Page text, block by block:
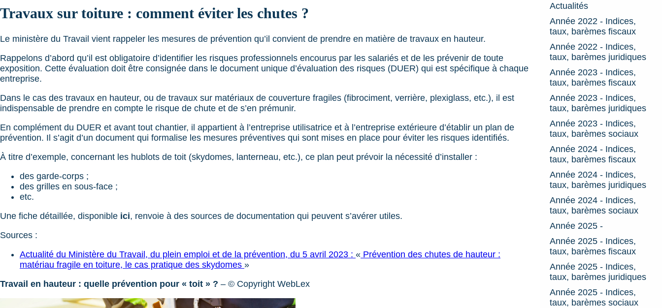
Travaux sur toiture : comment éviter les chutes ?
Le ministère du Travail vient rappeler les mesures de prévention qu’il convient de prendre en matière de travaux en hauteur.
Rappelons d’abord qu’il est obligatoire d’identifier les risques professionnels encourus par les salariés et de les prévenir de toute
exposition. Cette évaluation doit être consignée dans le document unique d’évaluation des risques (DUER) qui est spécifique à chaque
entreprise.
Dans le cas des travaux en hauteur, ou de travaux sur matériaux de couverture fragiles (fibrociment, verrière, plexiglass, etc.), il est
indispensable de prendre en compte le risque de chute et de s’en prémunir.
En complément du DUER et avant tout chantier, il appartient à l’entreprise utilisatrice et à l’entreprise extérieure d’établir un plan de
prévention. Il s’agit d’un document qui formalise les mesures préventives qui sont mises en place pour éviter les risques identifiés.
À titre d’exemple, concernant les hublots de toit (skydomes, lanterneau, etc.), ce plan peut prévoir la nécessité d’installer :
des garde-corps ;
des grilles en sous-face ;
etc.
Une fiche détaillée, disponible ici, renvoie à des sources de documentation qui peuvent s’avérer utiles.
Sources :
Actualité du Ministère du Travail, du plein emploi et de la prévention, du 5 avril 2023 : « Prévention des chutes de hauteur :
matériau fragile en toiture, le cas pratique des skydomes »
Travail en hauteur : quelle prévention pour « toit » ? – © Copyright WebLex
Actualités
Année 2022 - Indices,
taux, barèmes fiscaux
Année 2022 - Indices,
taux, barèmes juridiques
Année 2023 - Indices,
taux, barèmes fiscaux
Année 2023 - Indices,
taux, barèmes juridiques
Année 2023 - Indices,
taux, barèmes sociaux
Année 2024 - Indices,
taux, barèmes fiscaux
Année 2024 - Indices,
taux, barèmes juridiques
Année 2024 - Indices,
taux, barèmes sociaux
Année 2025 -
Année 2025 - Indices,
taux, barèmes fiscaux
Année 2025 - Indices,
taux, barèmes juridiques
Année 2025 - Indices,
taux, barèmes sociaux